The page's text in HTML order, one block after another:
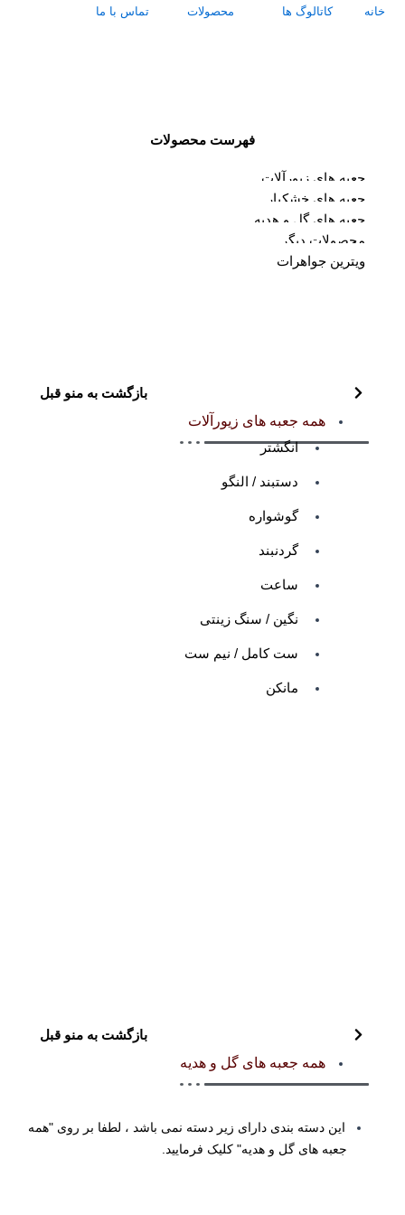
خانه کاتالوگ ها محصولات تماس با ما
فهرست محصولات
جعبه های زیورآلات
جعبه های خشکبار
جعبه های گل و هدیه
محصولات دیگر
ویترین جواهرات
بازگشت به منو قبل
همه جعبه های زیورآلات
انگشتر
دستبند / النگو
گوشواره
گردنبند
ساعت
نگین / سنگ زینتی
ست کامل / نیم ست
مانکن
بازگشت به منو قبل
همه جعبه های گل و هدیه
این دسته بندی دارای زیر دسته نمی باشد ، لطفا بر روی "همه
جعبه های گل و هدیه" کلیک فرمایید.